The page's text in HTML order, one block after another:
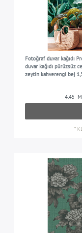
Fotoğraf duvar kağıdı
duvar kağıdı pürüzsüz
zeytin kahverengi bej
4.45
*